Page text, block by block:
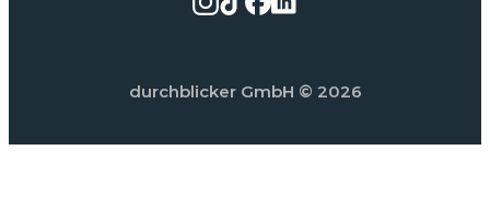
durchblicker GmbH © 2026